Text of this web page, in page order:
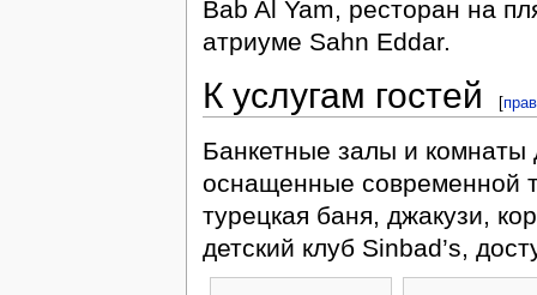
Bab Al Yam, ресторан на
атриуме Sahn Eddar.
К услугам гостей [
Банкетные залы и
оснащенные современной
турецкая баня, джакузи,
детский клуб Sinbad’s,